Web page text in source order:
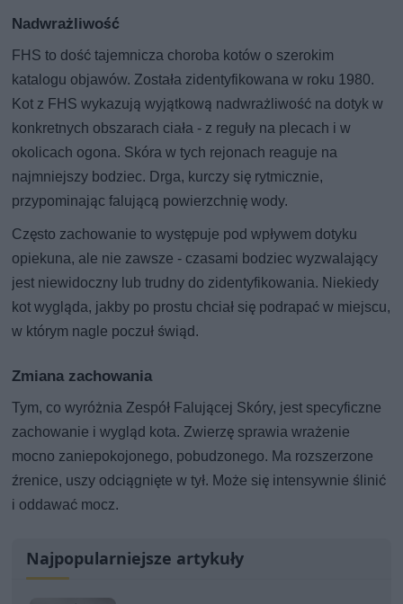
Nadwrażliwość
FHS to dość tajemnicza choroba kotów o szerokim
katalogu objawów. Została zidentyfikowana w roku 1980.
Kot z FHS wykazują wyjątkową nadwrażliwość na dotyk w
konkretnych obszarach ciała - z reguły na plecach i w
okolicach ogona. Skóra w tych rejonach reaguje na
najmniejszy bodziec. Drga, kurczy się rytmicznie,
przypominając falującą powierzchnię wody.
Często zachowanie to występuje pod wpływem dotyku
opiekuna, ale nie zawsze - czasami bodziec wyzwalający
jest niewidoczny lub trudny do zidentyfikowania. Niekiedy
kot wygląda, jakby po prostu chciał się podrapać w miejscu,
w którym nagle poczuł świąd.
Zmiana zachowania
Tym, co wyróżnia Zespół Falującej Skóry, jest specyficzne
zachowanie i wygląd kota. Zwierzę sprawia wrażenie
mocno zaniepokojonego, pobudzonego. Ma rozszerzone
źrenice, uszy odciągnięte w tył. Może się intensywnie ślinić
i oddawać mocz.
Najpopularniejsze artykuły